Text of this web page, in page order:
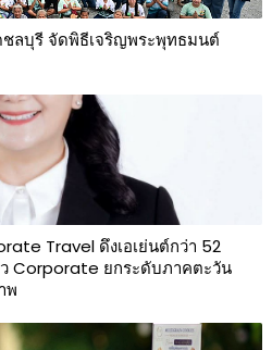
ชลบุรี จัดพิธีเจริญพระพุทธมนต์
Travel ดึงเอเย่นต์กว่า 52
Corporate ยกระดับภาคตะวัน
พ